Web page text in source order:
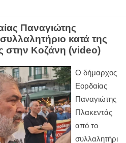
Παναγιώτης
κατά της
στην Κοζάνη (video)
Ο δήμαρχος
Εορδαίας
Παναγιώτης
Πλακεντάς
από το
συλλαλητήρι